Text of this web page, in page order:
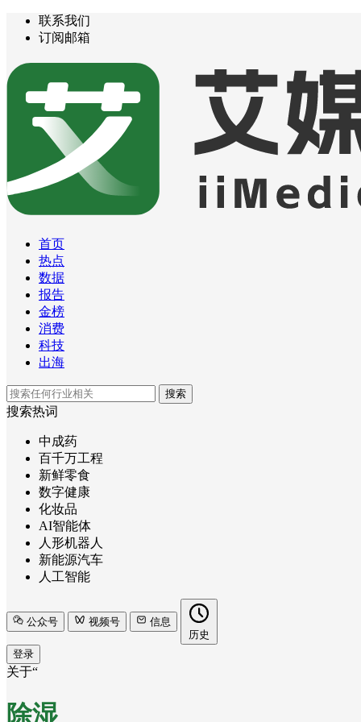
联系我们
订阅邮箱
首页
热点
数据
报告
金榜
消费
科技
出海
搜索
搜索热词
中成药
百千万工程
新鲜零食
数字健康
化妆品
AI智能体
人形机器人
新能源汽车
人工智能
公众号 视频号
信息
历史
登录
关于“
除湿